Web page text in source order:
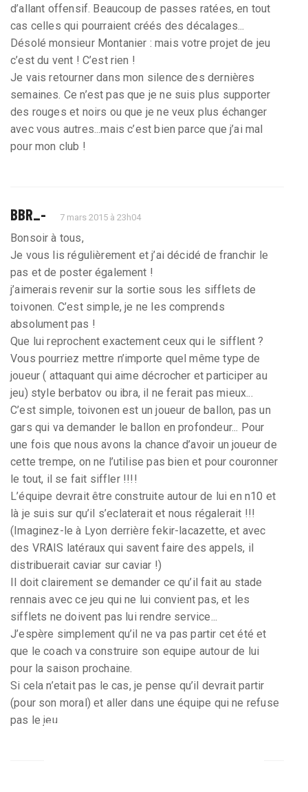
d’allant offensif. Beaucoup de passes ratées, en tout
cas celles qui pourraient créés des décalages...
Désolé monsieur Montanier : mais votre projet de jeu
c’est du vent ! C’est rien !
Je vais retourner dans mon silence des dernières
semaines. Ce n’est pas que je ne suis plus supporter
des rouges et noirs ou que je ne veux plus échanger
avec vous autres...mais c’est bien parce que j’ai mal
pour mon club !
BBR_- 7 mars 2015 à 23h04
Bonsoir à tous,
Je vous lis régulièrement et j’ai décidé de franchir le
pas et de poster également !
j’aimerais revenir sur la sortie sous les sifflets de
toivonen. C’est simple, je ne les comprends
absolument pas !
Que lui reprochent exactement ceux qui le sifflent ?
Vous pourriez mettre n’importe quel même type de
joueur ( attaquant qui aime décrocher et participer au
jeu) style berbatov ou ibra, il ne ferait pas mieux...
C’est simple, toivonen est un joueur de ballon, pas un
gars qui va demander le ballon en profondeur... Pour
une fois que nous avons la chance d’avoir un joueur de
cette trempe, on ne l’utilise pas bien et pour couronner
le tout, il se fait siffler !!!!
L’équipe devrait être construite autour de lui en n10 et
là je suis sur qu’il s’eclaterait et nous régalerait !!!
(Imaginez-le à Lyon derrière fekir-lacazette, et avec
des VRAIS latéraux qui savent faire des appels, il
distribuerait caviar sur caviar !)
Il doit clairement se demander ce qu’il fait au stade
rennais avec ce jeu qui ne lui convient pas, et les
sifflets ne doivent pas lui rendre service...
J’espère simplement qu’il ne va pas partir cet été et
que le coach va construire son equipe autour de lui
pour la saison prochaine.
Si cela n’etait pas le cas, je pense qu’il devrait partir
(pour son moral) et aller dans une équipe qui ne refuse
pas le jeu.